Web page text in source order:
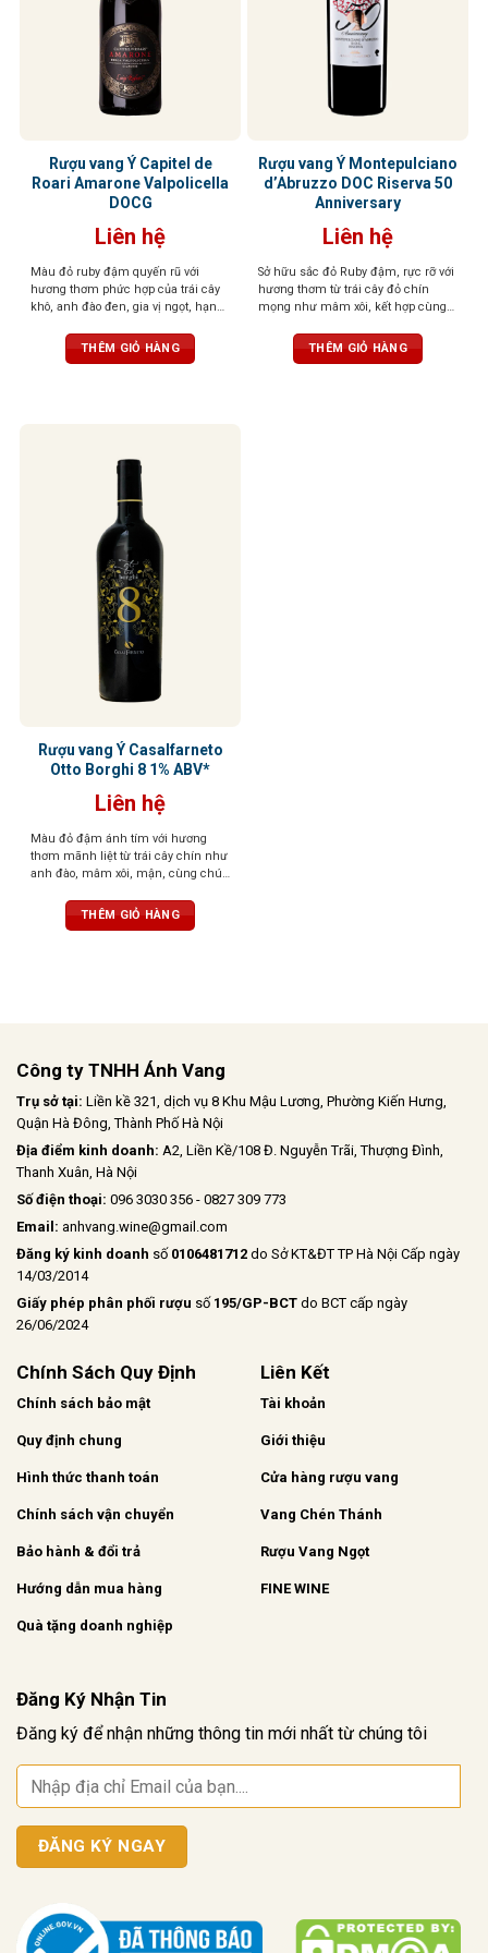
Rượu vang Ý Capitel de
Roari Amarone Valpolicella
DOCG
Liên hệ
Màu đỏ ruby đậm quyến rũ với
hương thơm phức hợp của trái cây
khô, anh đào đen, gia vị ngọt, hạnh
sâu cuốn hút. Vị rượu đậm đà, dày
dặn với trái cây đen, vị đất, thịt đậm
THÊM GIỎ HÀNG
Rượu vang Ý Montepulciano
d’Abruzzo DOC Riserva 50
Anniversary
Liên hệ
Sở hữu sắc đỏ Ruby đậm, rực rỡ với
hương thơm từ trái cây đỏ chín
mọng như mâm xôi, kết hợp cùng
đầy quyến rũ. Vị rượu tròn trịa, cân
bằng với cấu trúc tanin mềm mại,
THÊM GIỎ HÀNG
Rượu vang Ý Casalfarneto
Otto Borghi 8 1% ABV*
Liên hệ
Màu đỏ đậm ánh tím với hương
thơm mãnh liệt từ trái cây chín như
anh đào, mâm xôi, mận, cùng chút
cân bằng, tannin mềm, dư vị dễ
THÊM GIỎ HÀNG
Công ty TNHH Ánh Vang
Trụ sở tại: Liền kề 321, dịch vụ 8 Khu Mậu Lương, Phường Kiến Hưng,
Quận Hà Đông, Thành Phố Hà Nội
Địa điểm kinh doanh: A2, Liền Kề/108 Đ. Nguyễn Trãi, Thượng Đình,
Thanh Xuân, Hà Nội
Số điện thoại: 096 3030 356 - 0827 309 773
Email: anhvang.wine@gmail.com
Đăng ký kinh doanh số 0106481712 do Sở KT&ĐT TP Hà Nội Cấp ngày
14/03/2014
Giấy phép phân phối rượu số 195/GP-BCT do BCT cấp ngày
26/06/2024
Chính Sách Quy Định
Chính sách bảo mật
Quy định chung
Hình thức thanh toán
Chính sách vận chuyển
Bảo hành & đổi trả
Hướng dẫn mua hàng
Quà tặng doanh nghiệp
Liên Kết
Tài khoản
Giới thiệu
Cửa hàng rượu vang
Vang Chén Thánh
Rượu Vang Ngọt
FINE WINE
Đăng Ký Nhận Tin
Đăng ký để nhận những thông tin mới nhất từ chúng tôi